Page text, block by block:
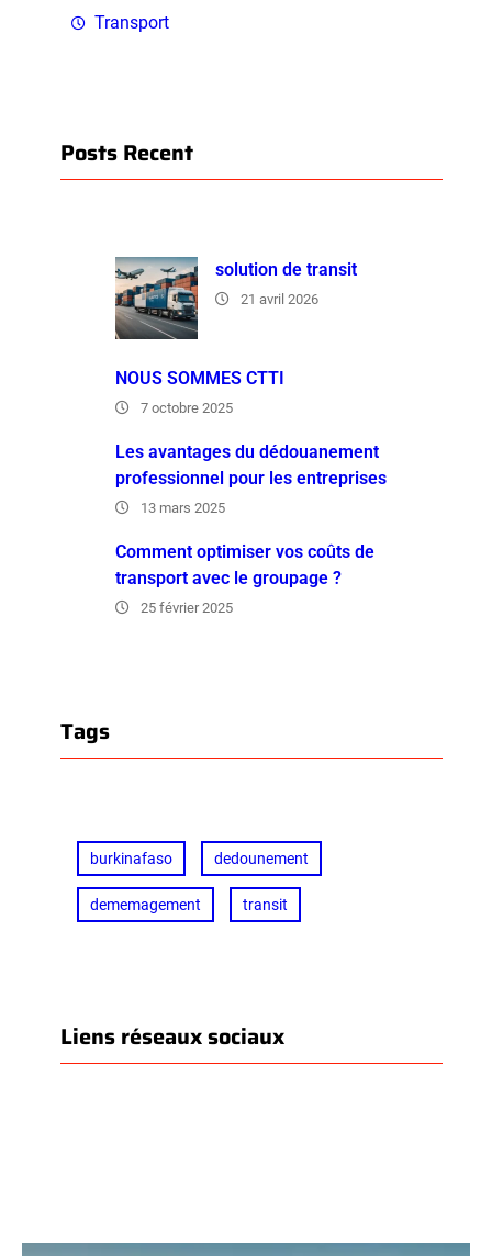
Transport
Posts Recent
solution de transit
21 avril 2026
NOUS SOMMES CTTI
7 octobre 2025
Les avantages du dédouanement
professionnel pour les entreprises
13 mars 2025
Comment optimiser vos coûts de
transport avec le groupage ?
25 février 2025
Tags
burkinafaso dedounement
dememagement transit
Liens réseaux sociaux